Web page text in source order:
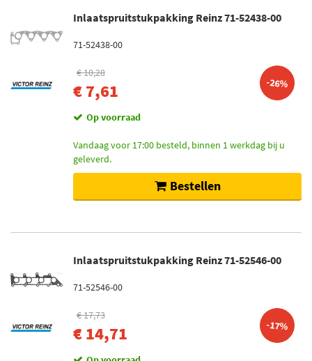
Inlaatspruitstukpakking Reinz 71-52438-00
71-52438-00
€ 10,28
€ 7,61 -26%
Op voorraad
Vandaag voor 17:00 besteld, binnen 1 werkdag bij u
geleverd.
Bestellen
Inlaatspruitstukpakking Reinz 71-52546-00
71-52546-00
€ 17,73
€ 14,71 -17%